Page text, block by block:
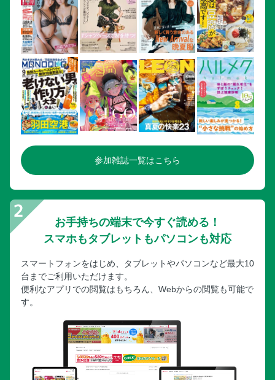
参加雑誌一覧はこちら
お手持ちの端末で今すぐ読める！
スマホもタブレットもパソコンも対応
スマートフォンをはじめ、タブレットやパソコンなど最大10
台までご利用いただけます。
便利なアプリでの閲覧はもちろん、Webからの閲覧も可能で
す。